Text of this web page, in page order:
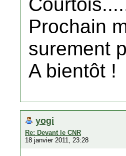
Prochain
surement
A bientôt !
yogi
Re: Devant le CNR
18 janvier 2011, 23:28